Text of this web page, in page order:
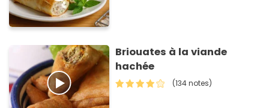
Briouates à la viande
hachée
(134 notes)